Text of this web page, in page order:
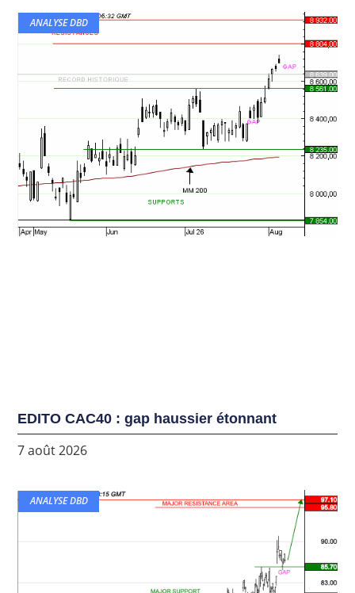
ANALYSE DBD
EDITO CAC40 : gap haussier étonnant
7 août 2026
ANALYSE DBD